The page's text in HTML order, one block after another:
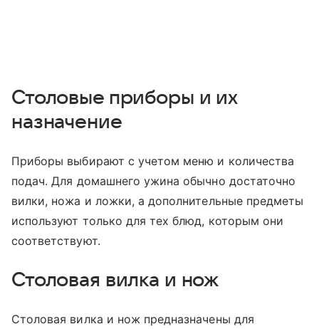
Столовые приборы и их
назначение
Приборы выбирают с учетом меню и количества
подач. Для домашнего ужина обычно достаточно
вилки, ножа и ложки, а дополнительные предметы
используют только для тех блюд, которым они
соответствуют.
Столовая вилка и нож
Столовая вилка и нож предназначены для